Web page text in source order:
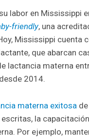
labor en Mississippi
friendly, una
Mississippi
que abarcan
lactancia materna
2014.
materna exitosa
la
Por ejemplo,